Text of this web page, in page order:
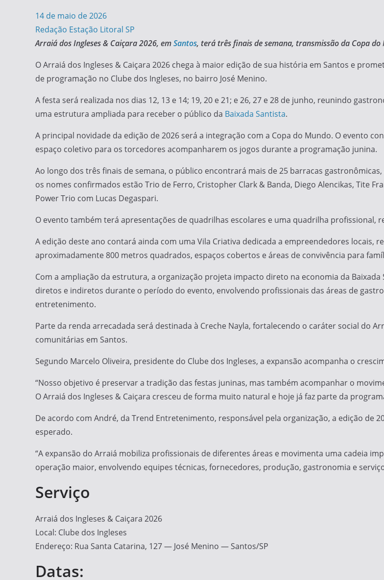
14 de maio de 2026
Redação Estação Litoral SP
Arraiá dos Ingleses & Caiçara 2026, emSantos, terá três finais de semana, transmissão da Copa
O Arraiá dos Ingleses & Caiçara 2026 chega à maior edição de sua história em Santos e
de programação no Clube dos Ingleses, no bairro José Menino.
A festa será realizada nos dias 12, 13 e 14; 19, 20 e 21; e 26, 27 e 28 de junho, reunindo
uma estrutura ampliada para receber o público da Baixada Santista.
A principal novidade da edição de 2026 será a integração com a Copa do Mundo. O evento
espaço coletivo para os torcedores acompanharem os jogos durante a programação junina.
Ao longo dos três finais de semana, o público encontrará mais de 25 barracas
os nomes confirmados estão Trio de Ferro, Cristopher Clark & Banda, Diego Alencikas, Tite
Power Trio com Lucas Degaspari.
O evento também terá apresentações de quadrilhas escolares e uma quadrilha profissional,
A edição deste ano contará ainda com uma Vila Criativa dedicada a empreendedores locais,
aproximadamente 800 metros quadrados, espaços cobertos e áreas de convivência para
Com a ampliação da estrutura, a organização projeta impacto direto na economia da
diretos e indiretos durante o período do evento, envolvendo profissionais das áreas de
entretenimento.
Parte da renda arrecadada será destinada à Creche Nayla, fortalecendo o caráter social do
comunitárias em Santos.
Segundo Marcelo Oliveira, presidente do Clube dos Ingleses, a expansão acompanha o
“Nosso objetivo é preservar a tradição das festas juninas, mas também acompanhar o
O Arraiá dos Ingleses & Caiçara cresceu de forma muito natural e hoje já faz parte da
De acordo com André, da Trend Entretenimento, responsável pela organização, a edição de
esperado.
“A expansão do Arraiá mobiliza profissionais de diferentes áreas e movimenta uma cadeia
operação maior, envolvendo equipes técnicas, fornecedores, produção, gastronomia e
Serviço
Arraiá dos Ingleses & Caiçara 2026
Local: Clube dos Ingleses
Endereço: Rua Santa Catarina, 127 — José Menino — Santos/SP
Datas: